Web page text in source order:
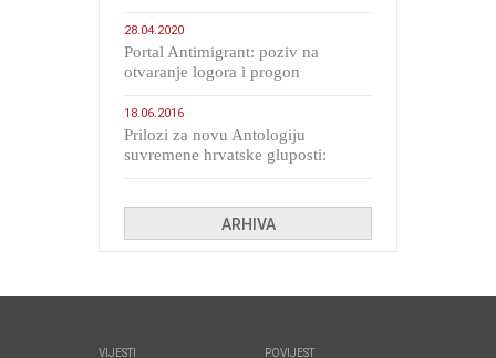
28.04.2020
Portal Antimigrant: poziv na
otvaranje logora i progon
18.06.2016
Prilozi za novu Antologiju
suvremene hrvatske gluposti:
ARHIVA
VIJESTI POVIJEST